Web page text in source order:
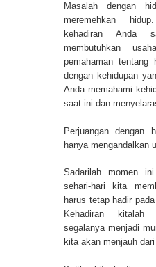
Masalah dengan
meremehkan
kehadiran Anda
membutuhkan
pemahaman tentang
dengan kehidupan
Anda memahami
saat ini dan
Perjuangan dengan
hanya mengandalkan
Sadarilah momen
sehari-hari kita
harus tetap hadir
Kehadiran
segalanya menjadi
kita akan menjauh